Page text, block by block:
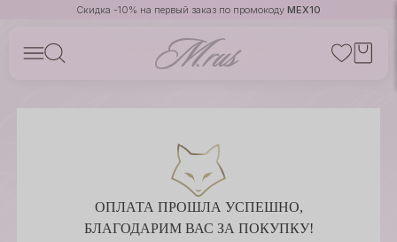
Скидка -10% на первый заказ по промокоду MEX10
ОПЛАТА ПРОШЛА УСПЕШНО,
БЛАГОДАРИМ ВАС ЗА ПОКУПКУ!